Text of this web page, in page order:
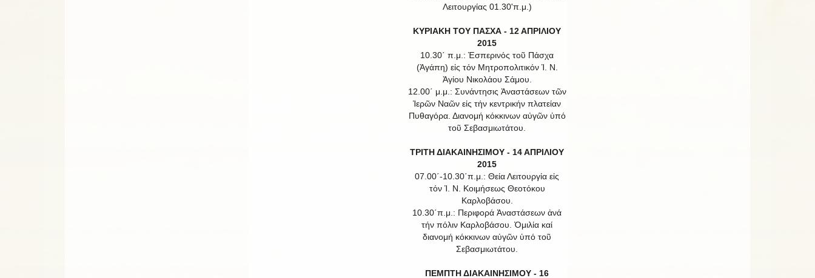
Λειτουργίας 01.30'π.μ.)
ΚΥΡΙΑΚΗ ΤΟΥ ΠΑΣΧΑ - 12 ΑΠΡΙΛΙΟΥ
2015
10.30΄ π.μ.: Ἑσπερινός τοῦ Πάσχα
(Ἀγάπη) εἰς τόν Μητροπολιτικόν Ἱ. Ν.
Ἁγίου Νικολάου Σάμου.
12.00΄ μ.μ.: Συνάντησις Ἀναστάσεων τῶν
Ἱερῶν Ναῶν εἰς τήν κεντρικήν πλατείαν
Πυθαγόρα. Διανομή κόκκινων αὐγῶν ὑπό
τοῦ Σεβασμιωτάτου.
ΤΡΙΤΗ ΔΙΑΚΑΙΝΗΣΙΜΟΥ - 14 ΑΠΡΙΛΙΟΥ
2015
07.00΄-10.30΄π.μ.: Θεία Λειτουργία εἰς
τόν Ἱ. Ν. Κοιμήσεως Θεοτόκου
Καρλοβάσου.
10.30΄π.μ.: Περιφορά Ἀναστάσεων ἀνά
τήν πόλιν Καρλοβάσου. Ὁμιλία καί
διανομή κόκκινων αὐγῶν ὑπό τοῦ
Σεβασμιωτάτου.
ΠΕΜΠΤΗ ΔΙΑΚΑΙΝΗΣΙΜΟΥ - 16